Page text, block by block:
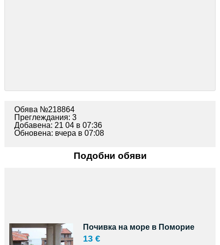
Обява №218864
Преглеждания: 3
Добавена: 21 04 в 07:36
Обновена: вчера в 07:08
Подобни обяви
Почивка на море в Поморие
13 €